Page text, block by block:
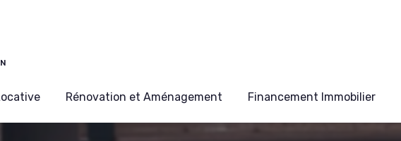
Rénovation et Aménagement Financement Immobilier